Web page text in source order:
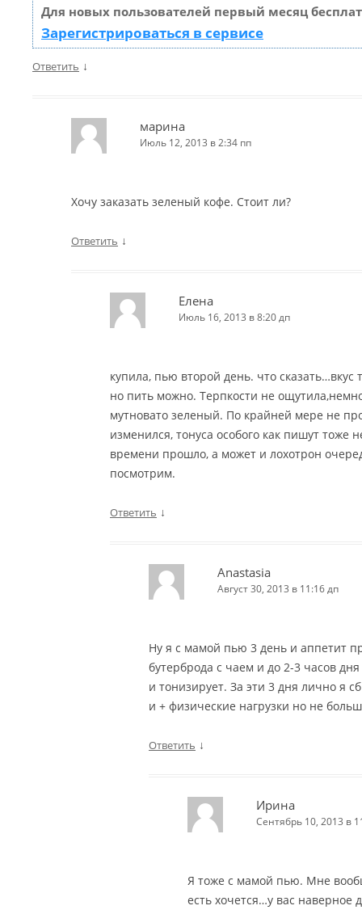
Для новых пользователей первый месяц
Зарегистрироваться в сервисе
Ответить ↓
марина
Июль 12, 2013 в 2:34 пп
Хочу заказать зеленый кофе. Стоит ли?
Ответить ↓
Елена
Июль 16, 2013 в 8:20 дп
купила, пью второй день. что сказать…вкус
но пить можно. Терпкости не
мутновато зеленый. По крайней мере не
изменился, тонуса особого как пишут
времени прошло, а может и лохотрон
посмотрим.
Ответить ↓
Anastasia
Август 30, 2013 в 11:16 дп
Ну я с мамой пью 3 день и аппетит
бутерброда с чаем и до 2-3 часов
и тонизирует. За эти 3 дня лично я
и + физические нагрузки но не
Ответить ↓
Ирина
Сентябрь 10, 2013 в
Я тоже с мамой пью. Мне
есть хочется…у вас наверное